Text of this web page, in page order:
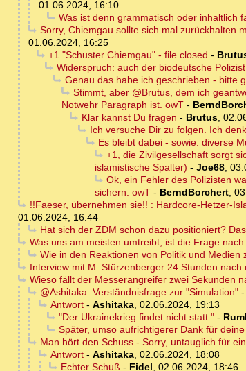
01.06.2024, 16:10
Was ist denn grammatisch oder inhaltlich
Sorry, Chiemgau sollte sich mal zurückhalten
01.06.2024, 16:25
+1 "Schuster Chiemgau" - file closed -
Widerspruch: auch der biodeutsche
Genau das habe ich geschrieben - bitte
Stimmt, aber @Brutus, dem ich
Notwehr Paragraph ist. owT -
Klar kannst Du fragen - Brutus,
Ich versuche Dir zu folgen. Ich
Es bleibt dabei - sowie: diverse
+1, die Zivilgesellschaft sorgt
islamistische Spalter) - Joe68,
Ok, ein Fehler des Polizisten
sichern. owT - BerndBorchert,
!!Faeser, übernehmen sie!! : Hardcore-Hetzer-
01.06.2024, 16:44
Hat sich der ZDM schon dazu positioniert?
Was uns am meisten umtreibt, ist die Frage nach
Wie in den Reaktionen von Politik und
Interview mit M. Stürzenberger 24 Stunden nach
Wieso fällt der Messerangreifer zwei Sekunden
@Ashitaka: Verständnisfrage zur "Simulation"-
Antwort- Ashitaka, 02.06.2024, 19:13
"Der Ukrainekrieg findet nicht statt."-
Später, umso aufrichtigerer Dank für
Man hört den Schuss - Sorry, untauglich für
Antwort- Ashitaka, 02.06.2024, 18:08
Echter Schuß - Fidel, 02.06.2024, 18:46